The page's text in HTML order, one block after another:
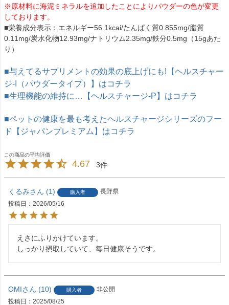
※原材料に海泥ミネラルを追加したことによりパウダーの色が変更
しております。
■栄養成分表示：エネルギー56.1kcai/たんぱく質0.855mg/脂質
0.11mg/炭水化物12.93mg/ナトリウム2.35mg/鉄分0.5mg（15gあた
り）
■与えてるサプリメントの効果の底上げにも!【ヘルスチャー
ジ-I（パウダータイプ）】はコチラ
■生理機能の維持に…【ヘルスチャージ-P】はコチラ
■ペットの健康を最も考えたヘルスチャージシリーズのフー
ド【ジャパンプレミアム】はコチラ
4.67 3
くるみ 1 購入者
長野県
投稿日
2026/05/16
えさにふりかけています。
しっかり摂取していて、毎日健康そうです。
OMI 10 購入者
非公開
投稿日
2025/08/25